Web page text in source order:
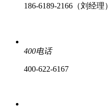
186-6189-2166（刘经理）
400电话
400-622-6167